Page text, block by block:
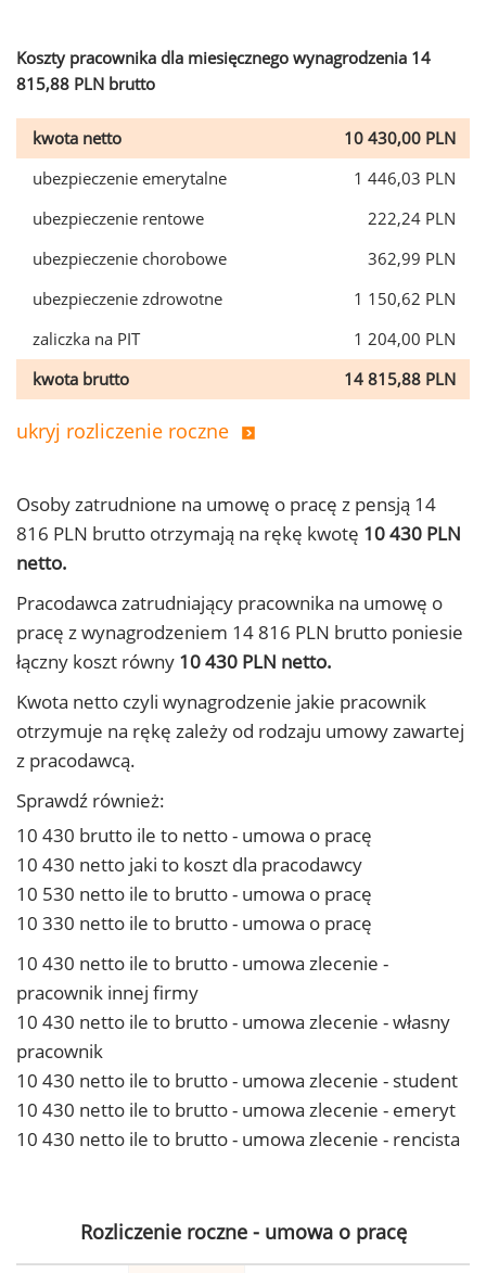
Koszty pracownika dla miesięcznego wynagrodzenia 14
815,88 PLN brutto
kwota netto
10 430,00 PLN
ubezpieczenie emerytalne
1 446,03 PLN
ubezpieczenie rentowe
222,24 PLN
ubezpieczenie chorobowe
362,99 PLN
ubezpieczenie zdrowotne
1 150,62 PLN
zaliczka na PIT
1 204,00 PLN
kwota brutto
14 815,88 PLN
ukryj rozliczenie roczne
Osoby zatrudnione na umowę o pracę z pensją 14
816 PLN brutto otrzymają na rękę kwotę 10 430 PLN
netto.
Pracodawca zatrudniający pracownika na umowę o
pracę z wynagrodzeniem 14 816 PLN brutto poniesie
łączny koszt równy 10 430 PLN netto.
Kwota netto czyli wynagrodzenie jakie pracownik
otrzymuje na rękę zależy od rodzaju umowy zawartej
z pracodawcą.
Sprawdź również:
10 430 brutto ile to netto - umowa o pracę
10 430 netto jaki to koszt dla pracodawcy
10 530 netto ile to brutto - umowa o pracę
10 330 netto ile to brutto - umowa o pracę
10 430 netto ile to brutto - umowa zlecenie -
pracownik innej firmy
10 430 netto ile to brutto - umowa zlecenie - własny
pracownik
10 430 netto ile to brutto - umowa zlecenie - student
10 430 netto ile to brutto - umowa zlecenie - emeryt
10 430 netto ile to brutto - umowa zlecenie - rencista
Rozliczenie roczne - umowa o pracę